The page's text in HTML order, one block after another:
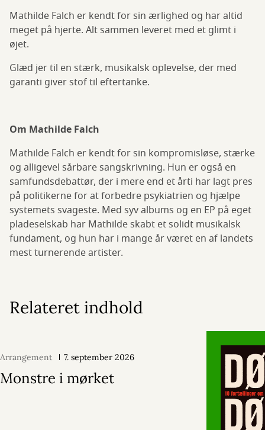
Mathilde Falch er kendt for sin ærlighed og har altid
meget på hjerte. Alt sammen leveret med et glimt i
øjet.
Glæd jer til en stærk, musikalsk oplevelse, der med
garanti giver stof til eftertanke.
Om Mathilde Falch
Mathilde Falch er kendt for sin kompromisløse, stærke
og alligevel sårbare sangskrivning. Hun er også en
samfundsdebattør, der i mere end et årti har lagt pres
på politikerne for at forbedre psykiatrien og hjælpe
systemets svageste. Med syv albums og en EP på eget
pladeselskab har Mathilde skabt et solidt musikalsk
fundament, og hun har i mange år været en af landets
mest turnerende artister.
Relateret indhold
Arrangement 7. september 2026
Monstre i mørket